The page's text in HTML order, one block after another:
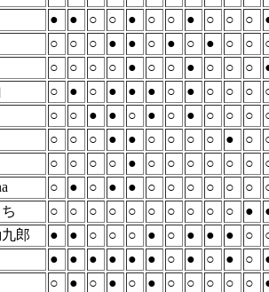
● ● ○ ○ ● ○ ○ ● ○ ○ ○
○ ○ ○ ● ● ○ ● ○ ● ○ ○
○ ○ ○ ○ ● ○ ○ ● ○ ○ ○
○ ● ○ ● ● ● ○ ● ○ ○ ○
○ ○ ● ● ○ ● ○ ● ○ ○ ○
○ ○ ○ ● ● ○ ○ ○ ○ ● ○
○ ○ ○ ○ ● ○ ○ ○ ○ ○ ○
○ ● ○ ● ● ○ ○ ○ ○ ○ ○
○ ○ ○ ○ ○ ○ ○ ○ ○ ○ ●
郎 ● ● ○ ○ ○ ● ○ ● ● ● ○
● ● ● ● ● ● ○ ● ○ ● ○
○ ● ○ ● ○ ● ○ ○ ○ ○ ○